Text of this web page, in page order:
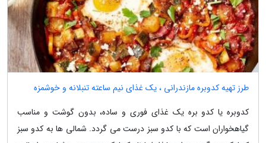
طرز تهیه کدوبره مازندرانی ، یک غذای نیم ساعته تنبلانه و خوشمزه
کدوبره یا کدو بره یک غذای فوری و ساده، بدون گوشت و مناسب
گیاهخواران است که با کدو سبز درست می گردد. شمالی ها به کدو سبز